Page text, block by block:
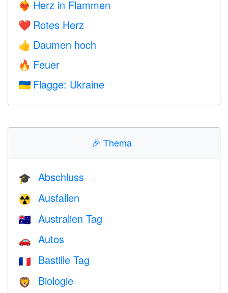
❤️‍🔥 Herz in Flammen
❤️ Rotes Herz
👍 Daumen hoch
🔥 Feuer
🇺🇦 Flagge: Ukraine
🎉 Thema
🎓 Abschluss
☢️ Ausfallen
🇦🇺 Australien Tag
🚗 Autos
🇫🇷 Bastille Tag
🦁 Biologie